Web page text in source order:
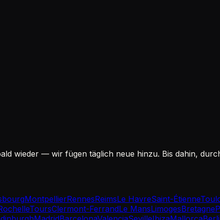
wieder — wir fügen täglich neue hinzu. Bis dahin,
MontpellierRennesReimsLe HavreSaint-Étienne
ToursClermont-FerrandLe MansLimogesBretagne